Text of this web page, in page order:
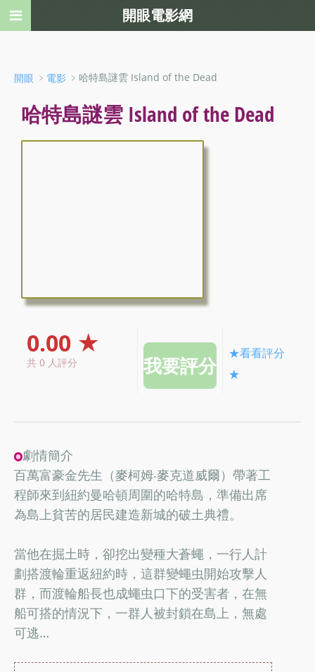
開眼 ﹥ 電影 ﹥哈特島謎雲 Island of the Dead
哈特島謎雲 Island of the Dead
0.00 ★
共 0 人評分
★看看評分
★
劇情簡介
百萬富豪金先生（麥柯姆‧麥克道威爾）帶著工
程師來到紐約曼哈頓周圍的哈特島，準備出席
為島上貧苦的居民建造新城的破土典禮。
當他在掘土時，卻挖出變種大蒼蠅，一行人計
劃搭渡輪重返紐約時，這群變蠅虫開始攻擊人
群，而渡輪船長也成蠅虫口下的受害者，在無
船可搭的情況下，一群人被封鎖在島上，無處
可逃…
開眼電影網